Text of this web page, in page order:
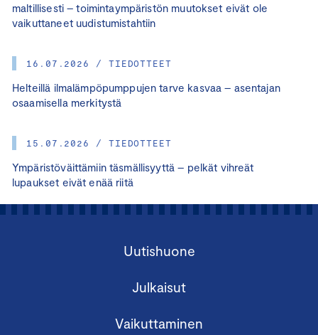
maltillisesti – toimintaympäristön muutokset eivät ole
vaikuttaneet uudistumistahtiin
16.07.2026 / TIEDOTTEET
Helteillä ilmalämpöpumppujen tarve kasvaa – asentajan
osaamisella merkitystä
15.07.2026 / TIEDOTTEET
Ympäristöväittämiin täsmällisyyttä – pelkät vihreät
lupaukset eivät enää riitä
Uutishuone
Julkaisut
Vaikuttaminen